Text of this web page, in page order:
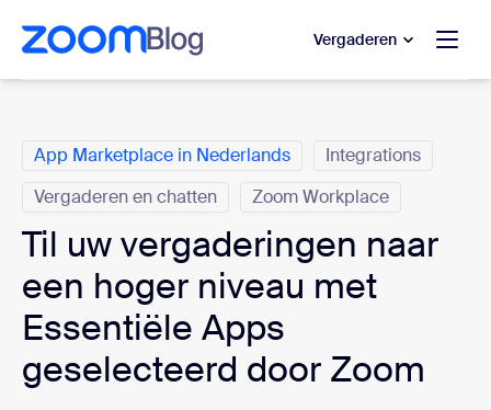
hoofdinhoud gaan
naar hulp via chat
Vergaderen
App Marketplace in Nederlands
Integrations
Vergaderen en chatten
Zoom Workplace
Til uw vergaderingen naar
een hoger niveau met
Essentiële Apps
geselecteerd door Zoom